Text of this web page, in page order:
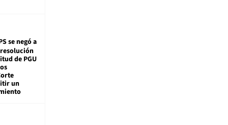
se negó a
de PGU
un